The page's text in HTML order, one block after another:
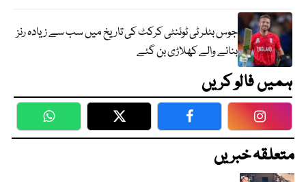
جوس بٹلر ٹی ٹوئنٹی کرکٹ کی تاریخ میں سب سے زیادہ رنز
بنانے والے کھلاڑی بن گئے
ہمیں فالو کریں
WhatsApp Twitter Facebook
متعلقہ خبریں